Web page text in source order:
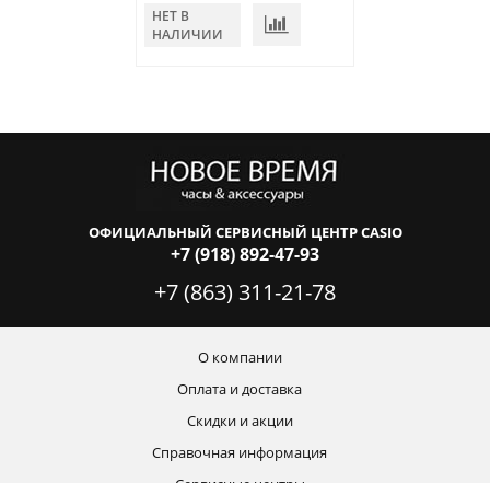
НЕТ В
НАЛИЧИИ
ОФИЦИАЛЬНЫЙ СЕРВИСНЫЙ ЦЕНТР CASIO
+7 (918) 892-47-93
+7 (863) 311-21-78
О компании
Оплата и доставка
Скидки и акции
Справочная информация